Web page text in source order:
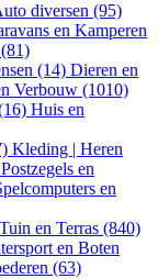
diversen (95)
en Kamperen
(14) Dieren en
Verbouw (1010)
Huis en
Kleding | Heren
Postzegels en
en
Tuin en Terras (840)
en Boten
(63)